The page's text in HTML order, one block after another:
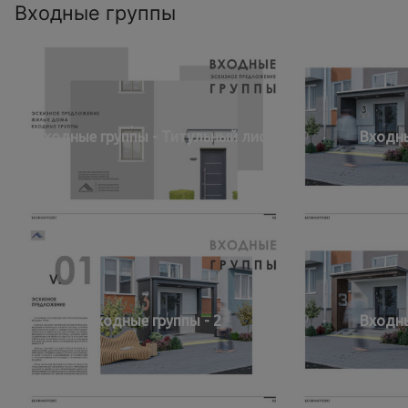
Входные группы
Входные группы - Титульный лист
Входные группы - 2